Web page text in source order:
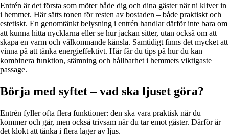
Entrén är det första som möter både dig och dina gäster när ni kliver in
i hemmet. Här sätts tonen för resten av bostaden – både praktiskt och
estetiskt. En genomtänkt belysning i entrén handlar därför inte bara om
att kunna hitta nycklarna eller se hur jackan sitter, utan också om att
skapa en varm och välkomnande känsla. Samtidigt finns det mycket att
vinna på att tänka energieffektivt. Här får du tips på hur du kan
kombinera funktion, stämning och hållbarhet i hemmets viktigaste
passage.
Börja med syftet – vad ska ljuset göra?
Entrén fyller ofta flera funktioner: den ska vara praktisk när du
kommer och går, men också trivsam när du tar emot gäster. Därför är
det klokt att tänka i flera lager av ljus.